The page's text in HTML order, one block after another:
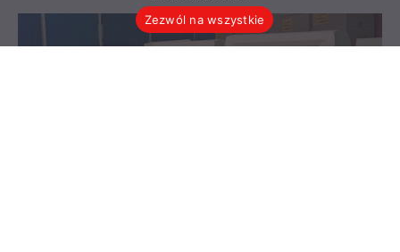
Zezwól na wszystkie